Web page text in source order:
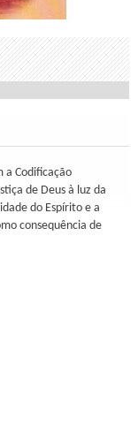
a Codificação
de Deus à luz da
do Espírito e a
consequência de